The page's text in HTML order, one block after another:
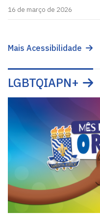
16 de março de 2026
Mais Acessibilidade
LGBTQIAPN+